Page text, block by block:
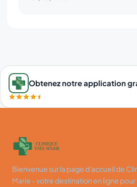
Obtenez notre application
Bienvenue sur la page d'accueil de
Marie - votre destination en ligne pour